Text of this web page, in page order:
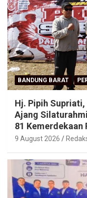
BANDUNG BARAT
Hj. Pipih Supriati,
Ajang
81 Kemerdekaan
9 August 2026